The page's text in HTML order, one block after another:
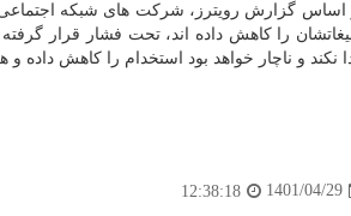
اساس گزارش رویترز، شرکت های شبکه اجتماعی
را کاهش داده اند، تحت فشار قرار
نکند و ناچار خواهد بود استخدام را کاهش داده و هزینه
1401/04/29
12:38:18